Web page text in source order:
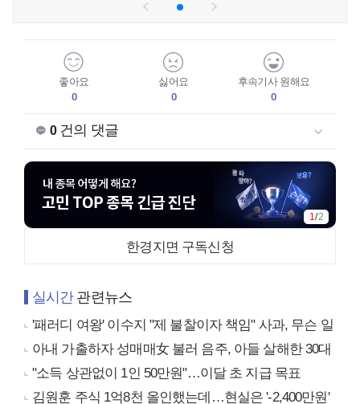
좋아요
0
싫어요
0
후속기사 원해요
0
0건의 댓글
2/2
한경지면 구독신청
실시간관련뉴스
'패러디 여왕' 이수지 "제 불찰이자 책임" 사과, 무슨 일
아내 가출하자 성매매女 불러 음주, 아들 살해한 30대
"소득 상관없이 1인 50만원"…이달 초 지급 목표
김원훈 주식 1억8천 올인했는데…현실은 '-2,400만원'